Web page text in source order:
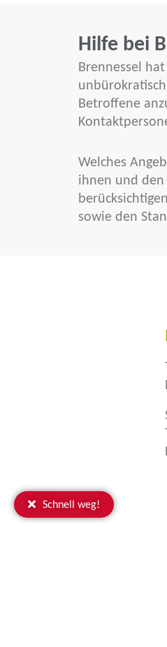
Schnell weg!
Hilfe bei
Brennessel
Betroffene
Welches
ihnen und den
sowie den